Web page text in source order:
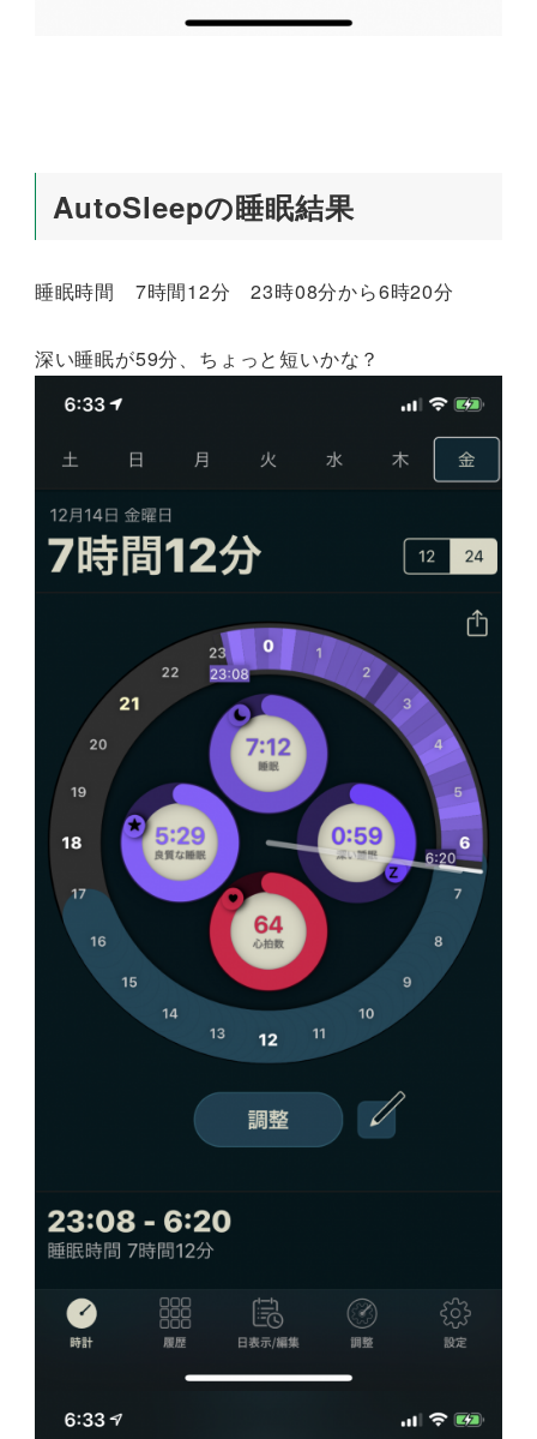
AutoSleepの睡眠結果
睡眠時間 7時間12分 23時08分から6時20分
深い睡眠が59分、ちょっと短いかな？